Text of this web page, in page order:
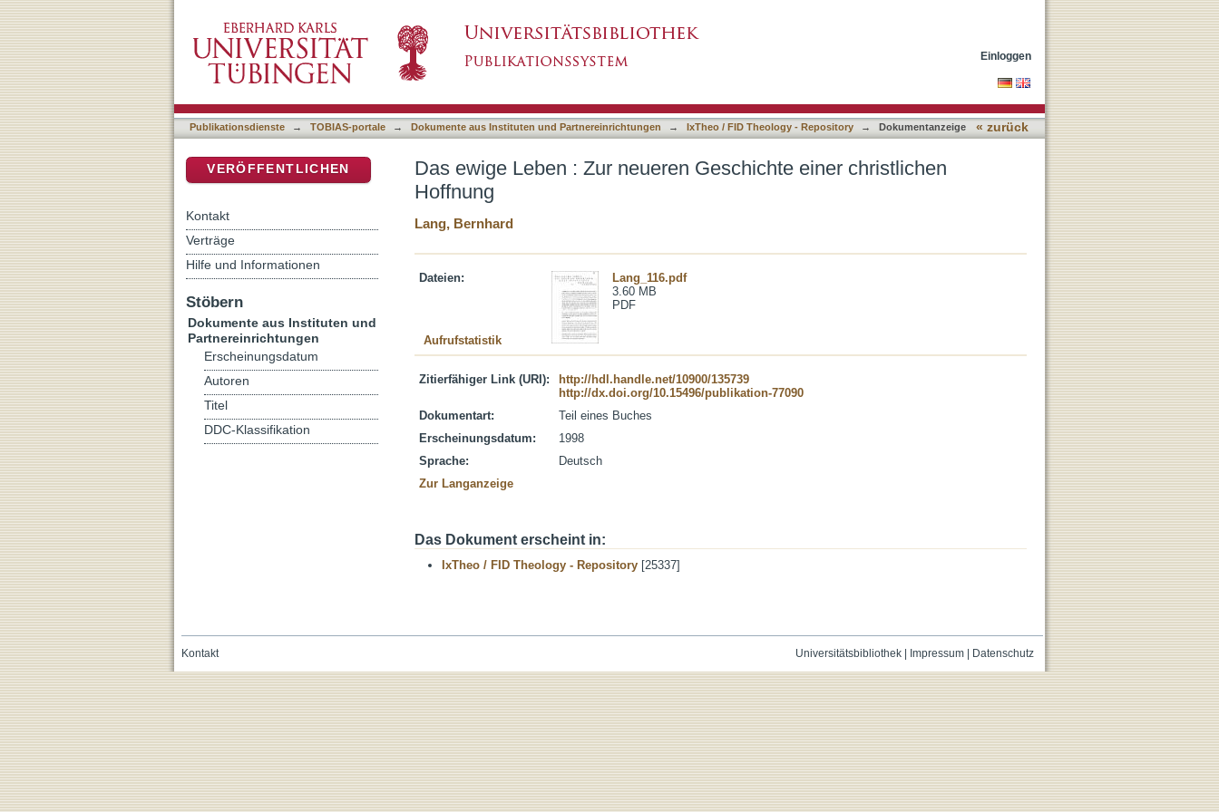
Einloggen
Publikationsdienste → TOBIAS-portale → Dokumente aus Instituten und Partnereinrichtungen → IxTheo / FID Theology - Repository → Dokumentanzeige « zurück
Das ewige Leben : Zur neueren Geschichte einer christlichen
Hoffnung
Lang, Bernhard
Dateien:
Lang_116.pdf
3.60 MB
PDF
Aufrufstatistik
Zitierfähiger Link (URI):
http://hdl.handle.net/10900/135739
http://dx.doi.org/10.15496/publikation-77090
Dokumentart:
Teil eines Buches
Erscheinungsdatum:
1998
Sprache:
Deutsch
Zur Langanzeige
Das Dokument erscheint in:
IxTheo / FID Theology - Repository [25337]
VERÖFFENTLICHEN
Kontakt
Verträge
Hilfe und Informationen
Stöbern
Dokumente aus Instituten und
Partnereinrichtungen
Erscheinungsdatum
Autoren
Titel
DDC-Klassifikation
Universitätsbibliothek| Impressum| Datenschutz
Kontakt